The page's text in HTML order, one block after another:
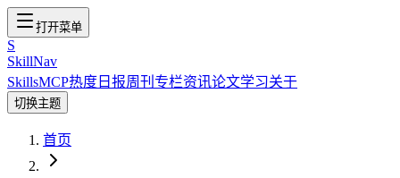
打开菜单
S
SkillNav
SkillsMCP热度 日报周刊 专栏资讯论文学习关于
切换主题
首页